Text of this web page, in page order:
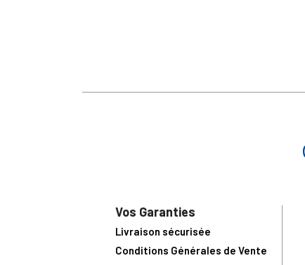
Vos Garanties
Livraison sécurisée
Conditions Générales de Vente